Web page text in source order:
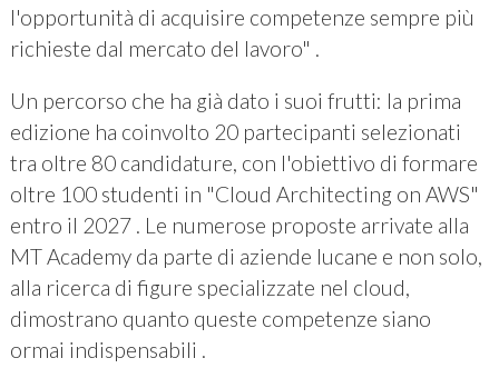
l'opportunità di acquisire competenze sempre più
richieste dal mercato del lavoro" .
Un percorso che ha già dato i suoi frutti: la prima
edizione ha coinvolto 20 partecipanti selezionati
tra oltre 80 candidature, con l'obiettivo di formare
oltre 100 studenti in "Cloud Architecting on AWS"
entro il 2027 . Le numerose proposte arrivate alla
MT Academy da parte di aziende lucane e non solo,
alla ricerca di figure specializzate nel cloud,
dimostrano quanto queste competenze siano
ormai indispensabili .